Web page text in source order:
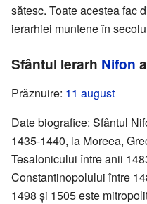
sătesc. Toate acestea fac
ierarhiei muntene în
Sfântul Ierarh Nifon
Prăznuire: 11 august
Date biografice: Sfântul
1435-1440, la Moreea,
Tesalonicului între anii
Constantinopolului între
1498 și 1505 este